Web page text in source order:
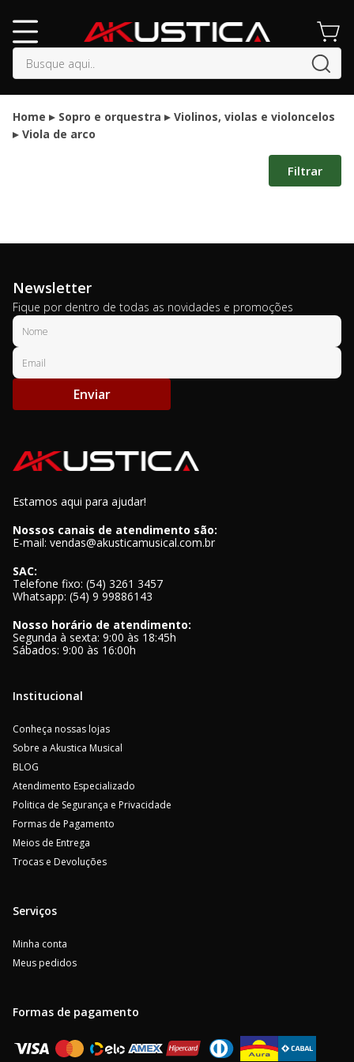
buscar
Home Sopro e orquestra
Violinos, violas e violoncelos
Viola de arco
Filtrar
Newsletter
Fique por dentro de todas as novidades e promoções
Enviar
Estamos aqui para ajudar!
Nossos canais de atendimento são:
E-mail: vendas@akusticamusical.com.br
SAC:
Telefone fixo: (54) 3261 3457
Whatsapp: (54) 9 99886143
Nosso horário de atendimento:
Segunda à sexta: 9:00 às 18:45h
Sábados: 9:00 às 16:00h
Institucional
Conheça nossas lojas
Sobre a Akustica Musical
BLOG
Atendimento Especializado
Politica de Segurança e Privacidade
Formas de Pagamento
Meios de Entrega
Trocas e Devoluções
Serviços
Minha conta
Meus pedidos
Formas de pagamento